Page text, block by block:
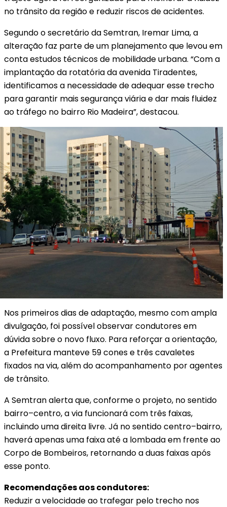
no trânsito da região e reduzir riscos de acidentes.
Segundo o secretário da Semtran, Iremar Lima, a
alteração faz parte de um planejamento que levou em
conta estudos técnicos de mobilidade urbana. “Com a
implantação da rotatória da avenida Tiradentes,
identificamos a necessidade de adequar esse trecho
para garantir mais segurança viária e dar mais fluidez
ao tráfego no bairro Rio Madeira”, destacou.
Nos primeiros dias de adaptação, mesmo com ampla
divulgação, foi possível observar condutores em
dúvida sobre o novo fluxo. Para reforçar a orientação,
a Prefeitura manteve 59 cones e três cavaletes
fixados na via, além do acompanhamento por agentes
de trânsito.
A Semtran alerta que, conforme o projeto, no sentido
bairro–centro, a via funcionará com três faixas,
incluindo uma direita livre. Já no sentido centro–bairro,
haverá apenas uma faixa até a lombada em frente ao
Corpo de Bombeiros, retornando a duas faixas após
esse ponto.
Recomendações aos condutores:
Reduzir a velocidade ao trafegar pelo trecho nos